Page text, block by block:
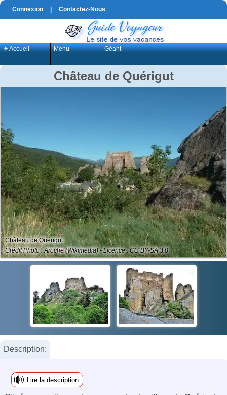
Connexion Contactez-Nous
✈ Accueil Menu Géant
Château de Quérigut
Château de Quérigut
Crédit Photo : Aroche (Wikimedia) - Licence : CC BY-SA 3.0
Description:
Lire la description